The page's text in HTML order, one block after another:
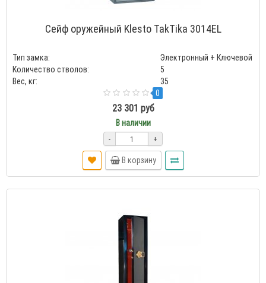
Сейф оружейный Klesto TakTika 3014EL
Тип замка:
Электронный + Ключевой
Количество стволов:
5
Вес, кг:
35
0
23 301 руб
В наличии
- +
В корзину